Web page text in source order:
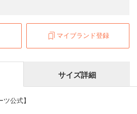
マイブランド登録
サイズ詳細
公式】